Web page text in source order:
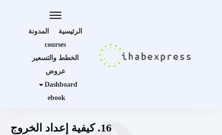
الرئيسية
المدونة
courses
الخطط والتسعير
عروض
Dashboard
ebook
16. كيفية إعداد الخروج